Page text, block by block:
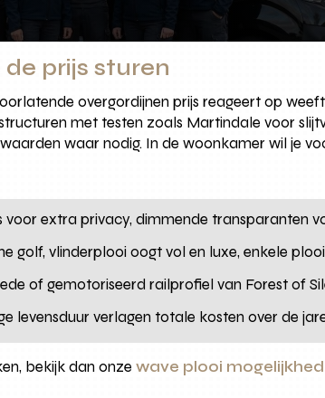
prijs sturen
overgordijnen prijs reageert op
met testen zoals Martindale voor
waar nodig. In de woonkamer wil je
extra privacy, dimmende transparanten
golf, vlinderplooi oogt vol en luxe, enkele
of gemotoriseerd railprofiel van Forest of
levensduur verlagen totale kosten over de
bekijk dan onzewave plooi